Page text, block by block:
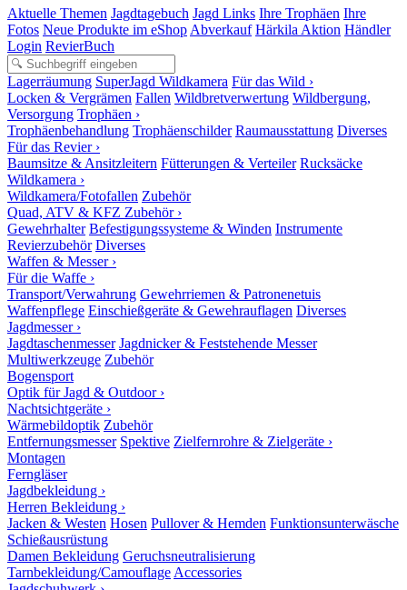
Aktuelle Themen Jagdtagebuch Jagd Links Ihre Trophäen Ihre
Fotos Neue Produkte im eShop Abverkauf Härkila Aktion Händler
Login RevierBuch
Lagerräumung SuperJagd Wildkamera Für das Wild ›
Locken & Vergrämen Fallen Wildbretverwertung Wildbergung,
Versorgung Trophäen ›
Trophäenbehandlung Trophäenschilder Raumausstattung Diverses
Für das Revier ›
Baumsitze & Ansitzleitern Fütterungen & Verteiler Rucksäcke
Wildkamera ›
Wildkamera/Fotofallen Zubehör
Quad, ATV & KFZ Zubehör ›
Gewehrhalter Befestigungssysteme & Winden Instrumente
Revierzubehör Diverses
Waffen & Messer ›
Für die Waffe ›
Transport/Verwahrung Gewehrriemen & Patronenetuis
Waffenpflege Einschießgeräte & Gewehrauflagen Diverses
Jagdmesser ›
Jagdtaschenmesser Jagdnicker & Feststehende Messer
Multiwerkzeuge Zubehör
Bogensport
Optik für Jagd & Outdoor ›
Nachtsichtgeräte ›
Wärmebildoptik Zubehör
Entfernungsmesser Spektive Zielfernrohre & Zielgeräte ›
Montagen
Ferngläser
Jagdbekleidung ›
Herren Bekleidung ›
Jacken & Westen Hosen Pullover & Hemden Funktionsunterwäsche
Schießausrüstung
Damen Bekleidung Geruchsneutralisierung
Tarnbekleidung/Camouflage Accessories